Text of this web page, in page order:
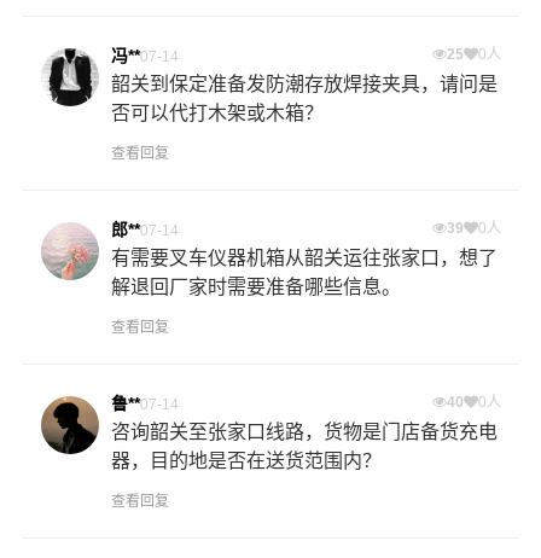
冯**07-14 25 0人
韶关到保定准备发防潮存放焊接夹具，请问是
否可以代打木架或木箱？
查看回复
郎**07-14 39 0人
有需要叉车仪器机箱从韶关运往张家口，想了
解退回厂家时需要准备哪些信息。
查看回复
鲁**07-14 40 0人
咨询韶关至张家口线路，货物是门店备货充电
器，目的地是否在送货范围内？
查看回复